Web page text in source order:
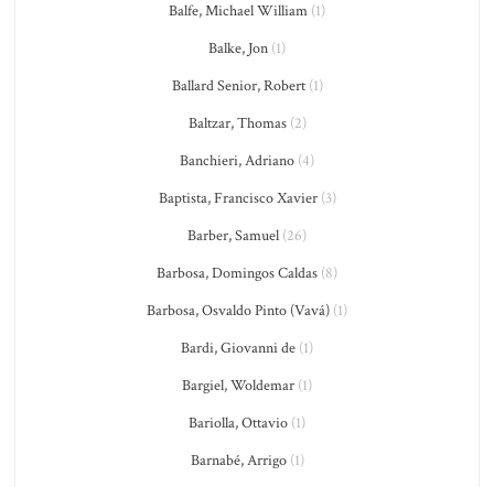
Balfe, Michael William (1)
Balke, Jon (1)
Ballard Senior, Robert(1)
Baltzar, Thomas(2)
Banchieri, Adriano (4)
Baptista, Francisco Xavier(3)
Barber, Samuel (26)
Barbosa, Domingos Caldas (8)
Barbosa, Osvaldo Pinto (Vavá) (1)
Bardi, Giovanni de (1)
Bargiel, Woldemar (1)
Bariolla, Ottavio (1)
Barnabé, Arrigo(1)